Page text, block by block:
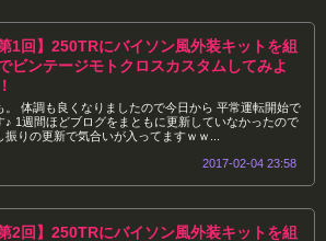
第1回】250TRにバイソン風外装キットを組
ビンテージモトクロスカスタムしてみよ
。 体調も良くなりましたので今日から 平常運転開始で
♪ 1週間ほどブログをまともに更新していなかったので
振りの更新で気合いが入ってますｗｗ...
2017-02-04 23:58
第2回】250TRにバイソン風外装キットを組